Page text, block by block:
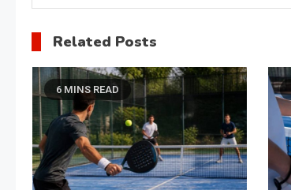
Related Posts
6 MINS READ